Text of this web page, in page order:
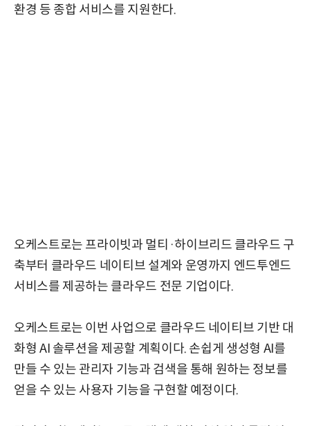
환경 등 종합 서비스를 지원한다.
오케스트로는 프라이빗과 멀티·하이브리드 클라우드 구
축부터 클라우드 네이티브 설계와 운영까지 엔드투엔드
서비스를 제공하는 클라우드 전문 기업이다.
오케스트로는 이번 사업으로 클라우드 네이티브 기반 대
화형 AI 솔루션을 제공할 계획이다. 손쉽게 생성형 AI를
만들 수 있는 관리자 기능과 검색을 통해 원하는 정보를
얻을 수 있는 사용자 기능을 구현할 예정이다.